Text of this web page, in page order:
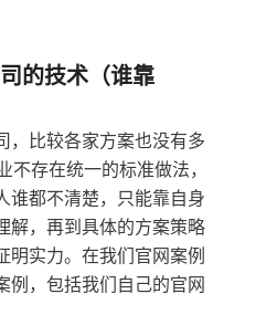
的技术（谁靠
，比较各家方案也没有多
存在统一的标准做法，
谁都不清楚，只能靠自身
解，再到具体的方案策略
明实力。在我们官网案例
例，包括我们自己的官网